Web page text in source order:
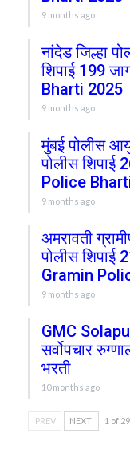
9 months ago
नांदेड जिल्हा
शिपाई 199
Bharti 2025
9 months ago
मुंबई पोलीस
पोलीस शिपाई
Police
9 months ago
अमरावती
पोलीस शिपाई
Gramin
9 months ago
GMC
सर्वोपचार
भरती
10 months ago
PREV NEXT 1 of 29